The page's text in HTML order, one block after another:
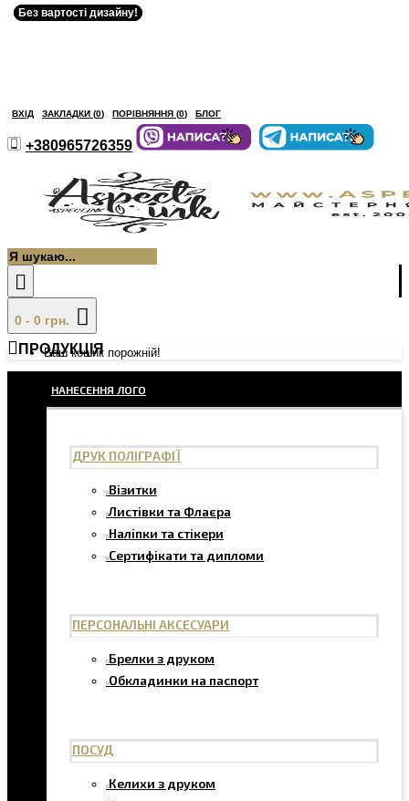
ВХІД ЗАКЛАДКИ (0) ПОРІВНЯННЯ (0) БЛОГ
+380965726359
0 - 0 грн.
Ваш кошик порожній!
ПРОДУКЦІЯ
НАНЕСЕННЯ ЛОГО
ДРУК ПОЛІГРАФІЇ
Візитки
Листівки та Флаєра
Наліпки та стікери
Сертифікати та дипломи
ПЕРСОНАЛЬНІ АКСЕСУАРИ
Брелки з друком
Обкладинки на паспорт
ПОСУД
Келихи з друком
Без вартості дизайну!
Без вартості дизайну!